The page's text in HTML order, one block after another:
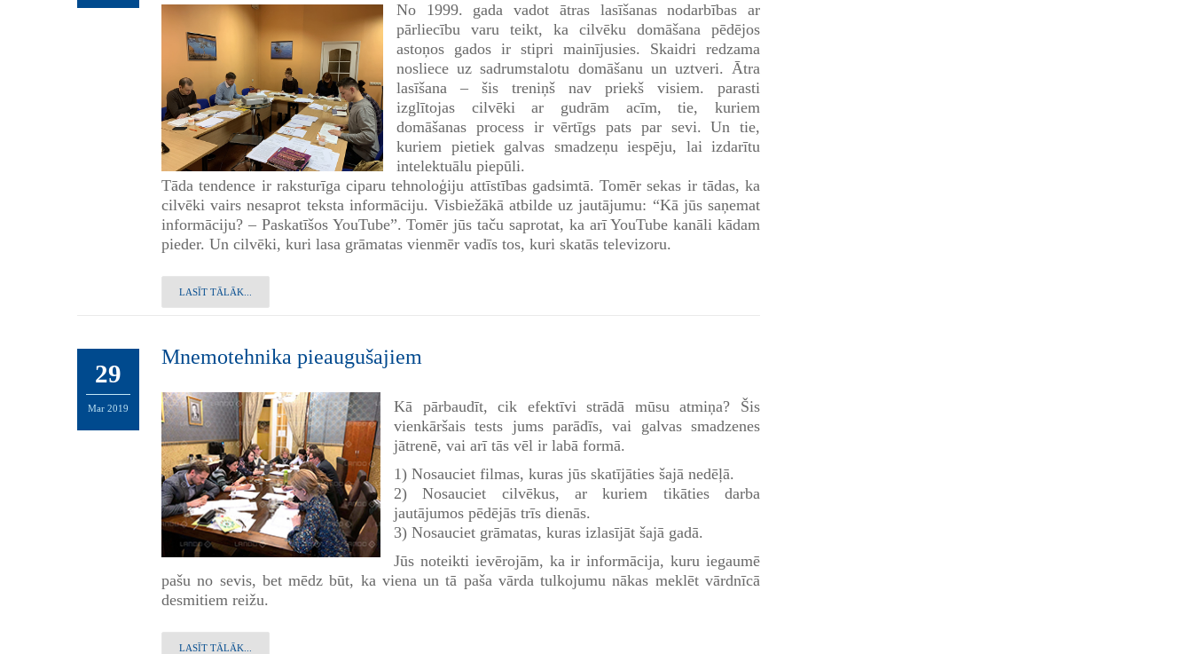
No 1999. gada vadot ātras lasīšanas nodarbības ar
pārliecību varu teikt, ka cilvēku domāšana pēdējos
astoņos gados ir stipri mainījusies. Skaidri redzama
nosliece uz sadrumstalotu domāšanu un uztveri. Ātra
lasīšana – šis treniņš nav priekš visiem. parasti
izglītojas cilvēki ar gudrām acīm, tie, kuriem
domāšanas process ir vērtīgs pats par sevi. Un tie,
kuriem pietiek galvas smadzeņu iespēju, lai izdarītu
intelektuālu piepūli.
Tāda tendence ir raksturīga ciparu tehnoloģiju attīstības gadsimtā. Tomēr sekas ir tādas, ka
cilvēki vairs nesaprot teksta informāciju. Visbiežākā atbilde uz jautājumu: “Kā jūs saņemat
informāciju? – Paskatīšos YouTube”. Tomēr jūs taču saprotat, ka arī YouTube kanāli kādam
pieder. Un cilvēki, kuri lasa grāmatas vienmēr vadīs tos, kuri skatās televizoru.
LASĪT TĀLĀK...
29
Mar 2019
Mnemotehnika pieaugušajiem
Kā pārbaudīt, cik efektīvi strādā mūsu atmiņa? Šis
vienkāršais tests jums parādīs, vai galvas smadzenes
jātrenē, vai arī tās vēl ir labā formā.
1) Nosauciet filmas, kuras jūs skatījāties šajā nedēļā.
2) Nosauciet cilvēkus, ar kuriem tikāties darba
jautājumos pēdējās trīs dienās.
3) Nosauciet grāmatas, kuras izlasījāt šajā gadā.
Jūs noteikti ievērojām, ka ir informācija, kuru iegaumē
pašu no sevis, bet mēdz būt, ka viena un tā paša vārda tulkojumu nākas meklēt vārdnīcā
desmitiem reižu.
LASĪT TĀLĀK...